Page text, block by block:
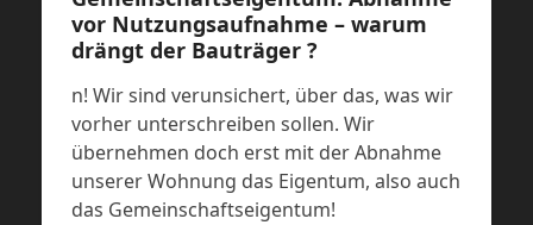
vor Nutzungsaufnahme – warum
drängt der Bauträger ?
n! Wir sind verunsichert, über das, was wir
vorher unterschreiben sollen. Wir
übernehmen doch erst mit der Abnahme
unserer Wohnung das Eigentum, also auch
das Gemeinschaftseigentum!